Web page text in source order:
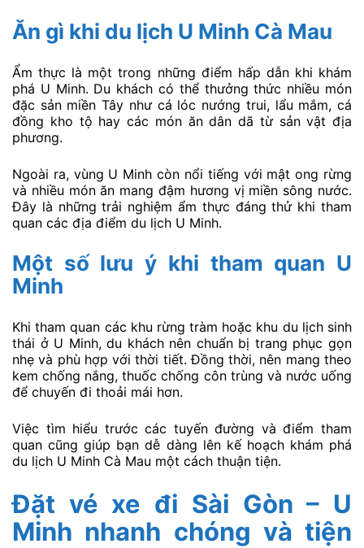
Ăn gì khi du lịch U Minh Cà Mau
Ẩm thực là một trong những điểm hấp dẫn khi khám
phá U Minh. Du khách có thể thưởng thức nhiều món
đặc sản miền Tây như cá lóc nướng trui, lẩu mắm, cá
đồng kho tộ hay các món ăn dân dã từ sản vật địa
phương.
Ngoài ra, vùng U Minh còn nổi tiếng với mật ong rừng
và nhiều món ăn mang đậm hương vị miền sông nước.
Đây là những trải nghiệm ẩm thực đáng thử khi tham
quan các địa điểm du lịch U Minh.
Một số lưu ý khi tham quan U
Minh
Khi tham quan các khu rừng tràm hoặc khu du lịch sinh
thái ở U Minh, du khách nên chuẩn bị trang phục gọn
nhẹ và phù hợp với thời tiết. Đồng thời, nên mang theo
kem chống nắng, thuốc chống côn trùng và nước uống
để chuyến đi thoải mái hơn.
Việc tìm hiểu trước các tuyến đường và điểm tham
quan cũng giúp bạn dễ dàng lên kế hoạch khám phá
du lịch U Minh Cà Mau một cách thuận tiện.
Đặt vé xe đi Sài Gòn – U
Minh nhanh chóng và tiện